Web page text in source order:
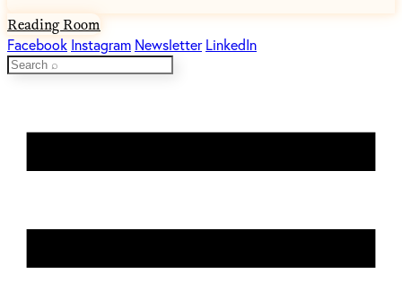
Reading Room
Facebook Instagram Newsletter LinkedIn